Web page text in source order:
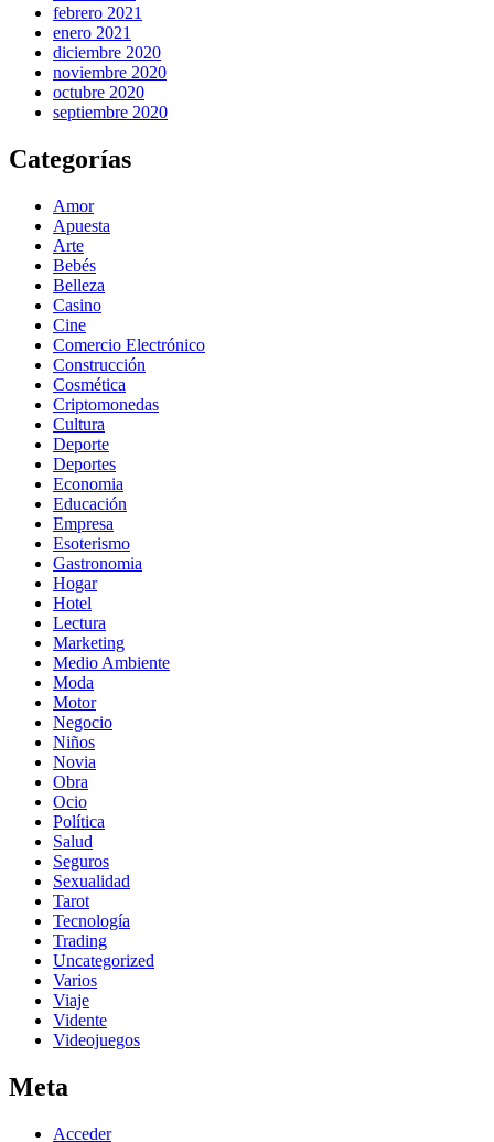
febrero 2021
enero 2021
diciembre 2020
noviembre 2020
octubre 2020
septiembre 2020
Categorías
Amor
Apuesta
Arte
Bebés
Belleza
Casino
Cine
Comercio Electrónico
Construcción
Cosmética
Criptomonedas
Cultura
Deporte
Deportes
Economia
Educación
Empresa
Esoterismo
Gastronomia
Hogar
Hotel
Lectura
Marketing
Medio Ambiente
Moda
Motor
Negocio
Niños
Novia
Obra
Ocio
Política
Salud
Seguros
Sexualidad
Tarot
Tecnología
Trading
Uncategorized
Varios
Viaje
Vidente
Videojuegos
Meta
Acceder